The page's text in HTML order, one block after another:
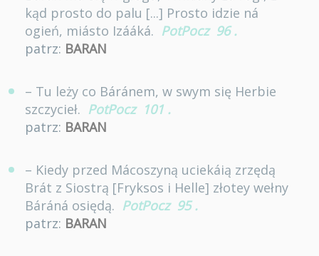
kąd prosto do palu [...] Prosto idzie ná
ogień, miásto Izááká. PotPocz 96 .
patrz: BARAN
– Tu leży co Báránem, w swym się Herbie
szczycieł. PotPocz 101 .
patrz: BARAN
– Kiedy przed Mácoszyną uciekáią zrzędą
Brát z Siostrą [Fryksos i Helle] złotey wełny
Báráná osiędą. PotPocz 95 .
patrz: BARAN